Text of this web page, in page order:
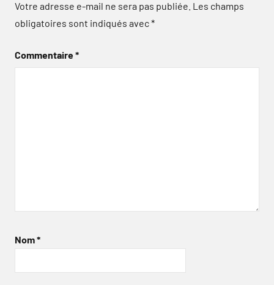
Votre adresse e-mail ne sera pas publiée. Les champs
obligatoires sont indiqués avec*
Commentaire*
Nom*